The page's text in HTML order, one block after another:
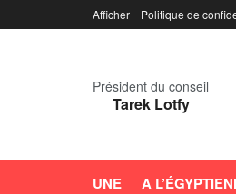
Afficher Politique de
Président du conseil
Tarek Lotfy
UNE A